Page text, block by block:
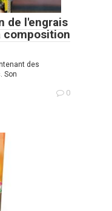
de l'engrais
composition
des
Son
0